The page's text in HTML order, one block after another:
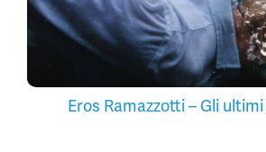
Eros Ramazzotti – Gli